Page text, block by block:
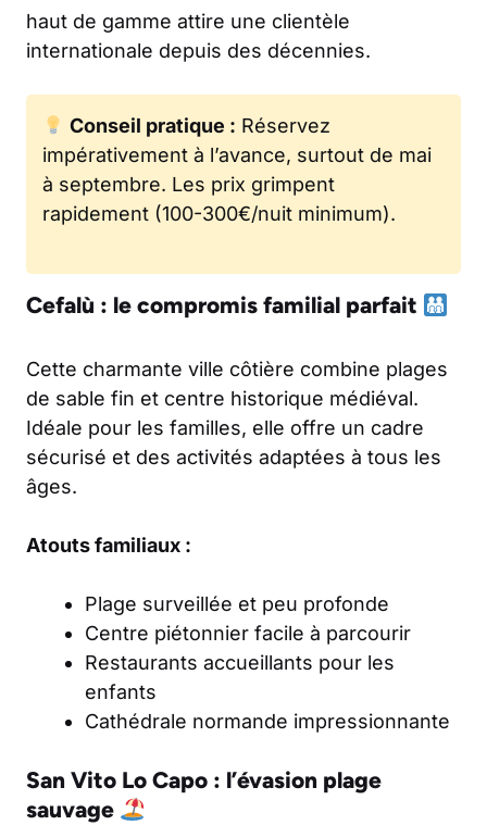
haut de gamme attire une clientèle
internationale depuis des décennies.
Conseil pratique : Réservez
impérativement à l’avance, surtout de mai
à septembre. Les prix grimpent
rapidement (100-300€/nuit minimum).
Cefalù : le compromis familial parfait
Cette charmante ville côtière combine plages
de sable fin et centre historique médiéval.
Idéale pour les familles, elle offre un cadre
sécurisé et des activités adaptées à tous les
âges.
Atouts familiaux :
Plage surveillée et peu profonde
Centre piétonnier facile à parcourir
Restaurants accueillants pour les
enfants
Cathédrale normande impressionnante
San Vito Lo Capo : l’évasion plage
sauvage